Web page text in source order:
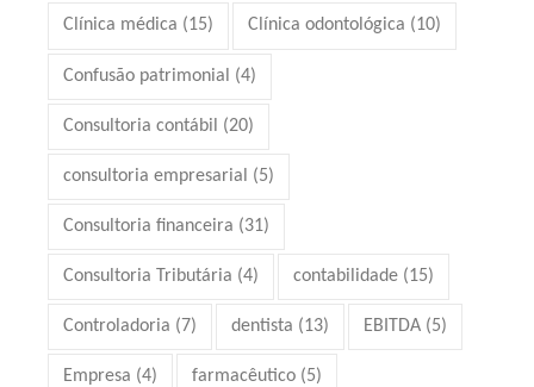
Clínica médica (15) Clínica odontológica (10)
Confusão patrimonial (4)
Consultoria contábil (20)
consultoria empresarial (5)
Consultoria financeira (31)
Consultoria Tributária (4) contabilidade (15)
Controladoria (7) dentista (13) EBITDA (5)
Empresa (4) farmacêutico (5)